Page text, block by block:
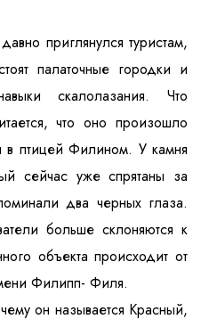
приглянулся туристам,
палаточные городки и
скалолазания. Что
что оно произошло
в птицей Филином. У камня
сейчас уже спрятаны за
два черных глаза.
больше склоняются к
объекта происходит от
Филипп- Филя.
он называется Красный,